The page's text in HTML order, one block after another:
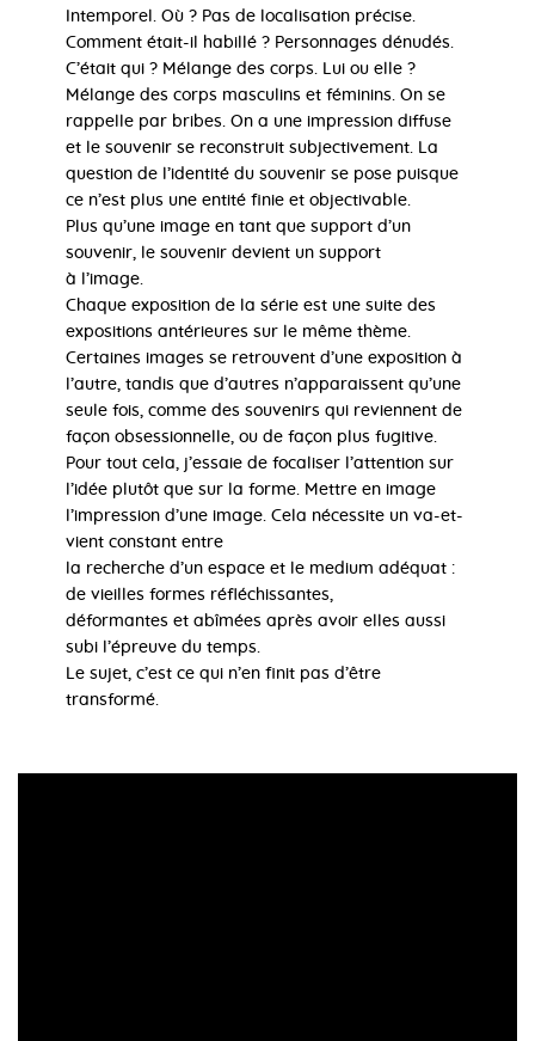
Intemporel. Où ? Pas de localisation précise.
Comment était-il habillé ? Personnages dénudés.
C’était qui ? Mélange des corps. Lui ou elle ?
Mélange des corps masculins et féminins. On se
rappelle par bribes. On a une impression diffuse
et le souvenir se reconstruit subjectivement. La
question de l’identité du souvenir se pose puisque
ce n’est plus une entité finie et objectivable.
Plus qu’une image en tant que support d’un
souvenir, le souvenir devient un support
à l’image.
Chaque exposition de la série est une suite des
expositions antérieures sur le même thème.
Certaines images se retrouvent d’une exposition à
l’autre, tandis que d’autres n’apparaissent qu’une
seule fois, comme des souvenirs qui reviennent de
façon obsessionnelle, ou de façon plus fugitive.
Pour tout cela, j’essaie de focaliser l’attention sur
l’idée plutôt que sur la forme. Mettre en image
l’impression d’une image. Cela nécessite un va-et-
vient constant entre
la recherche d’un espace et le medium adéquat :
de vieilles formes réfléchissantes,
déformantes et abîmées après avoir elles aussi
subi l’épreuve du temps.
Le sujet, c’est ce qui n’en finit pas d’être
transformé.